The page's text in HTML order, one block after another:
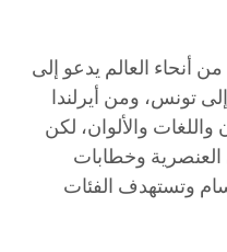
أنحاء العالم يدعو إلى
تونس، ومن أيرلندا
واللغات والألوان، لكن
العنصرية وخطابات
وتستهدف الفئات